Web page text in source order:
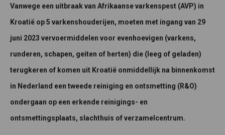
Vanwege een uitbraak van Afrikaanse varkenspest (AVP) in
Kroatië op 5 varkenshouderijen, moeten met ingang van 29
juni 2023 vervoermiddelen voor evenhoevigen (varkens,
runderen, schapen, geiten of herten) die (leeg of geladen)
terugkeren of komen uit Kroatië onmiddellijk na binnenkomst
in Nederland een tweede reiniging en ontsmetting (R&O)
ondergaan op een erkende reinigings- en
ontsmettingsplaats, slachthuis of verzamelcentrum.